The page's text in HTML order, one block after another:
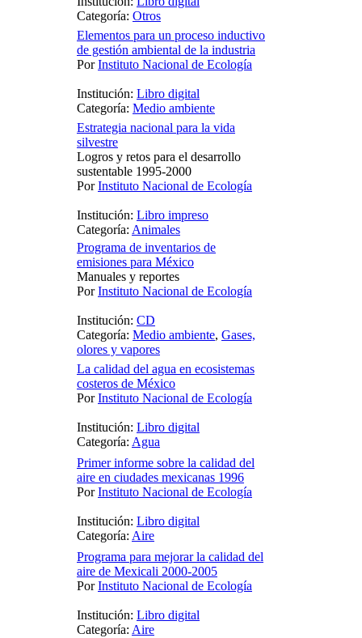
Categoría: Otros
Elementos para un proceso inductivo
de gestión ambiental de la industria
PorInstituto Nacional de Ecología
Institución: Libro digital
Categoría: Medio ambiente
Estrategia nacional para la vida
silvestre
Logros y retos para el desarrollo
sustentable 1995-2000
PorInstituto Nacional de Ecología
Institución: Libro impreso
Categoría: Animales
Programa de inventarios de
emisiones para México
Manuales y reportes
PorInstituto Nacional de Ecología
Institución: CD
Categoría: Medio ambiente, Gases,
olores y vapores
La calidad del agua en ecosistemas
costeros de México
PorInstituto Nacional de Ecología
Institución: Libro digital
Categoría: Agua
Primer informe sobre la calidad del
aire en ciudades mexicanas 1996
PorInstituto Nacional de Ecología
Institución: Libro digital
Categoría: Aire
Programa para mejorar la calidad del
aire de Mexicali 2000-2005
PorInstituto Nacional de Ecología
Institución: Libro digital
Categoría: Aire